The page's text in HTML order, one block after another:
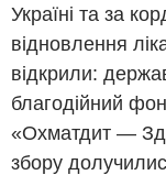
Україні та за
відновлення
відкрили:
благодійний
«Охматдит —
збору